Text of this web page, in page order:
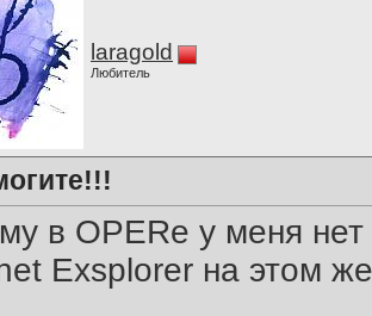
laragold
Любитель
в OPERe у меня
Exsplorer на этом